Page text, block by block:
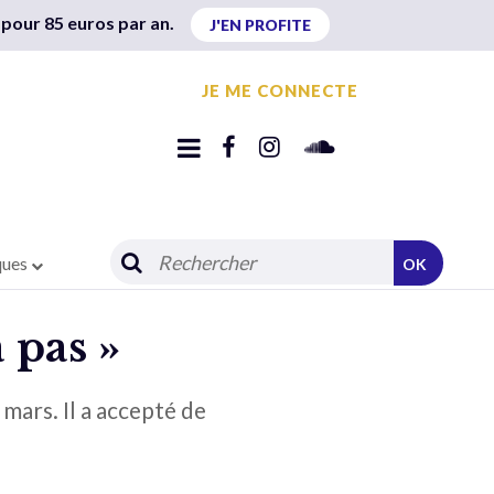
85 euros par an. J'EN PROFITE
JE ME CONNECTE
OK
»
Il a accepté de